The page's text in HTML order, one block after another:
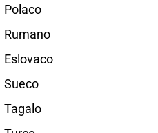
Polaco
Rumano
Eslovaco
Sueco
Tagalo